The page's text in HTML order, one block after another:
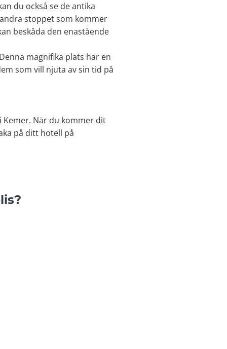
du också se de antika
stoppet som kommer
beskåda den enastående
magnifika plats har en
som vill njuta av sin tid på
När du kommer dit
på ditt hotell på